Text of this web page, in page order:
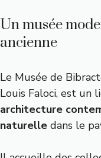
Un musée
ancienne
Le Musée de
Louis Faloci, est un
architecture
naturelle dans le